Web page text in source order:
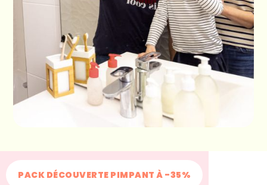
PACK DÉCOUVERTE PIMPANT À -35%